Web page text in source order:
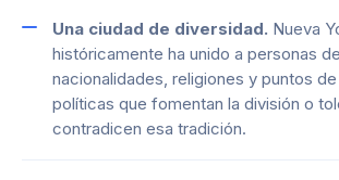
Una ciudad de diversidad. Nueva
históricamente ha unido a personas
nacionalidades, religiones y puntos
políticas que fomentan la división o
contradicen esa tradición.